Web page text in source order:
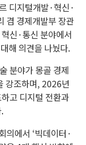
디지털개발·혁신·
겸 경제개발부 장관
신·통신 분야에서
해 의견을 나눴다.
분야가 몽골 경제
강조하며, 2026년
고 디지털 전환과
의에서 ‘빅데이터·